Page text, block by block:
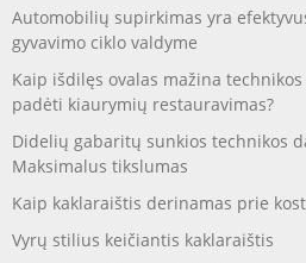
Automobilių supirkimas yra
gyvavimo ciklo valdyme
Kaip išdilęs ovalas mažina
padėti kiaurymių restauravimas?
Didelių gabaritų sunkios technikos
Maksimalus tikslumas
Kaip kaklaraištis derinamas prie
Vyrų stilius keičiantis kaklaraištis